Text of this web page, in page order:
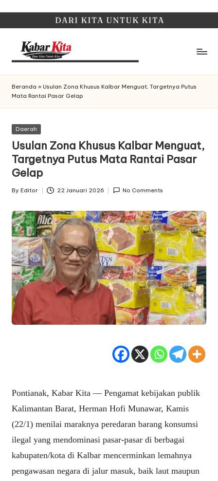
content
K
a
b
a
r
K
it
a
Beranda » Usulan Zona Khusus Kalbar Menguat, Targetnya Putus
Mata Rantai Pasar Gelap
Posted
Daerah
Usulan Zona Khusus Kalbar Menguat,
Targetnya Putus Mata Rantai Pasar
Gelap
Posted
By Editor 22 Januari 2026 No Comments
Pontianak, Kabar Kita — Pengamat kebijakan publik
Kalimantan Barat, Herman Hofi Munawar, Kamis
(22/1) menilai maraknya peredaran barang konsumsi
ilegal yang mendominasi pasar-pasar di berbagai
kabupaten/kota di Kalbar mencerminkan lemahnya
pengawasan negara di jalur masuk, baik laut maupun